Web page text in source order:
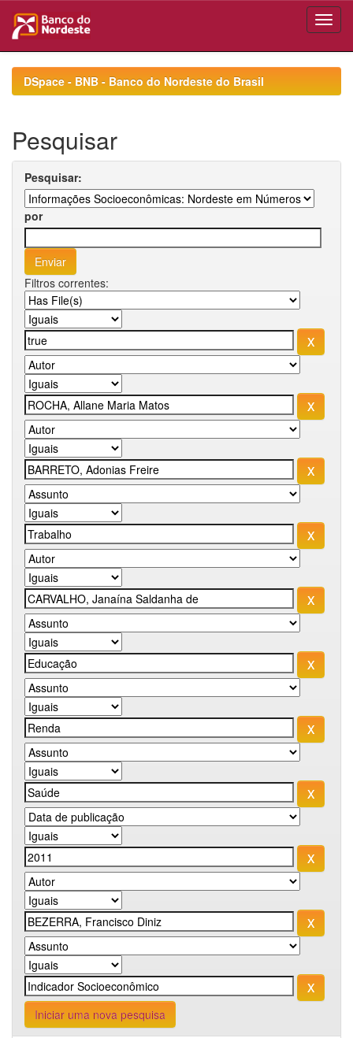
navigationDSpace - BNB - Banco do Nordeste do Brasil
Pesquisar
Pesquisar:
por
Filtros correntes:
Iniciar uma nova pesquisa